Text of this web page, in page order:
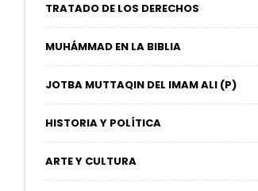
TRATADO DE LOS DERECHOS
MUHÁMMAD EN LA BIBLIA
JOTBA MUTTAQIN DEL IMAM ALI (P)
HISTORIA Y POLÍTICA
ARTE Y CULTURA